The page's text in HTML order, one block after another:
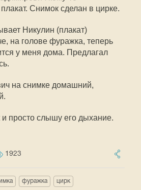
Снимок сделан в цирке.
Никулин (плакат)
на голове фуражка, теперь
у меня дома. Предлагал
на снимке домашний,
просто слышу его дыхание.
1923
фуражка цирк